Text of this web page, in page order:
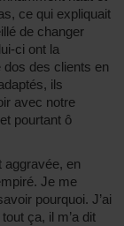
ce qui expliquait
de changer
ci ont la
dos des clients en
ils
avec notre
pourtant ô
aggravée, en
Je me
pourquoi. J’ai
ça, il m’a dit